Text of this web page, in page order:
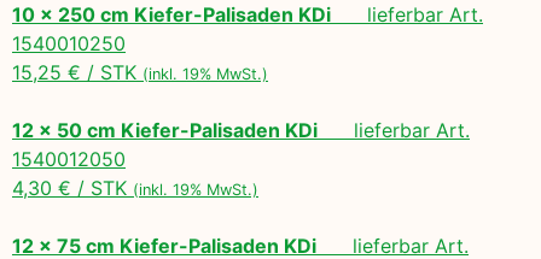
10 x 250 cm Kiefer-Palisaden KDi lieferbar Art.
1540010250
15,25 € / STK (inkl. 19% MwSt.)
12 x 50 cm Kiefer-Palisaden KDi lieferbar Art.
1540012050
4,30 € / STK (inkl. 19% MwSt.)
12 x 75 cm Kiefer-Palisaden KDi lieferbar Art.